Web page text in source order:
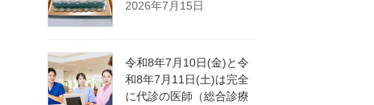
2026年7月15日
令和8年7月10日(金)と令
和8年7月11日(土)は完全
に代診の医師（総合診療